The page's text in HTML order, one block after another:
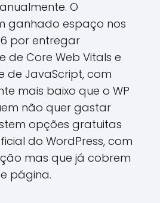
O
ganhado espaço nos
por entregar
de Core Web Vitals e
de JavaScript, com
mais baixo que o WP
não quer gastar
opções gratuitas
do WordPress, com
mas que já cobrem
página.